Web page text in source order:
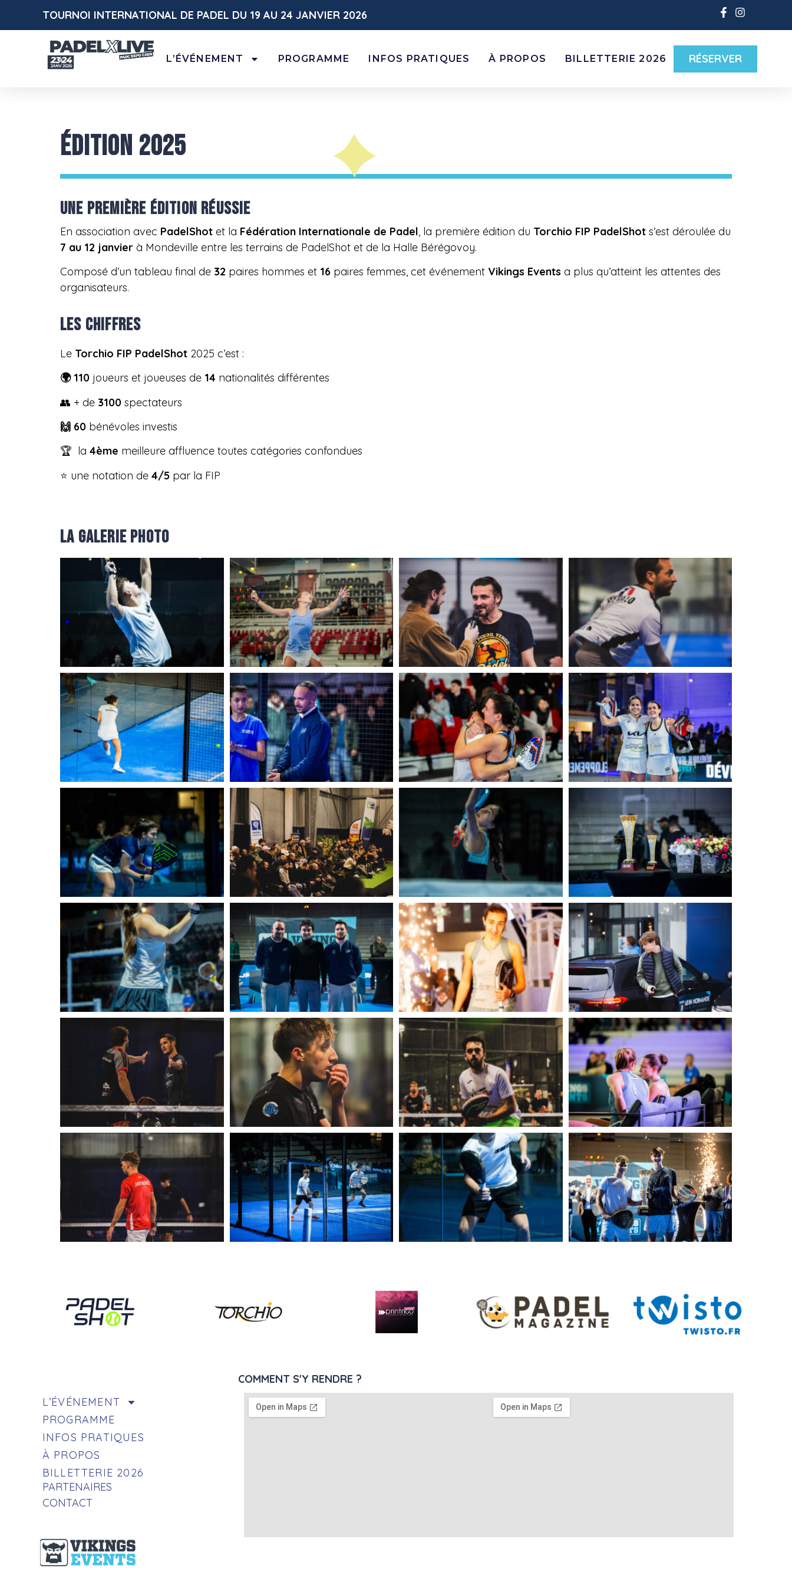
TOURNOI INTERNATIONAL DE PADEL DU 19 AU 24 JANVIER 2026
L’ÉVÉNEMENT PROGRAMME INFOS PRATIQUES À PROPOS BILLETTERIE 2026 RÉSERVER
ÉDITION 2025
UNE PREMIÈRE ÉDITION RÉUSSIE
En association avec PadelShot et la Fédération Internationale de Padel, la première édition du Torchio FIP PadelShot s’est déroulée du
7 au 12 janvier à Mondeville entre les terrains de PadelShot et de la Halle Bérégovoy.
Composé d’un tableau final de 32 paires hommes et 16 paires femmes, cet événement Vikings Events a plus qu’atteint les attentes des
organisateurs.
LES CHIFFRES
Le Torchio FIP PadelShot 2025 c’est :
🌍 110 joueurs et joueuses de 14 nationalités différentes
👥 + de 3100 spectateurs
🙌 60 bénévoles investis
🏆 la 4ème meilleure affluence toutes catégories confondues
⭐ une notation de 4/5 par la FIP
LA GALERIE PHOTO
L’ÉVÉNEMENT
PROGRAMME
INFOS PRATIQUES
À PROPOS
BILLETTERIE 2026
PARTENAIRES
CONTACT
COMMENT S'Y RENDRE ?